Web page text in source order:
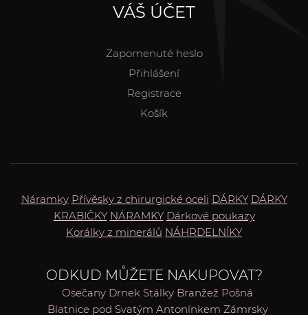
VÁŠ ÚČET
Zapomenuté heslo
Přihlášení
Registrace
Košík
Náramky Přívěsky z chirurgické oceli DÁRKY DÁRKY
KRABIČKY NÁRAMKY Dárkové poukazy
Korálky z minerálů NÁHRDELNÍKY
ODKUD MŮŽETE NAKUPOVAT?
Osečany Drnek Stálky Branžež Pošná
Blatnice pod Svatým Antonínkem Zámrsky